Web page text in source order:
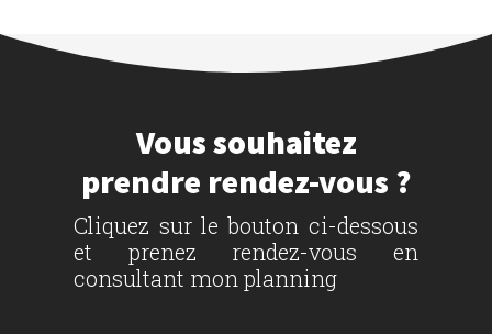
Vous souhaitez
prendre rendez-vous ?
Cliquez sur le bouton ci-dessous
et prenez rendez-vous en
consultant mon planning